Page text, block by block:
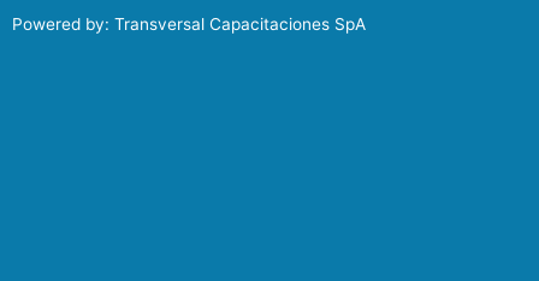
Powered by: Transversal Capacitaciones SpA